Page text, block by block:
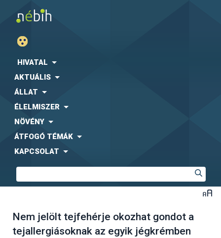
HIVATAL
AKTUÁLIS
ÁLLAT
ÉLELMISZER
NÖVÉNY
ÁTFOGÓ TÉMÁK
KAPCSOLAT
Nem jelölt tejfehérje okozhat gondot a
tejallergiásoknak az egyik jégkrémben